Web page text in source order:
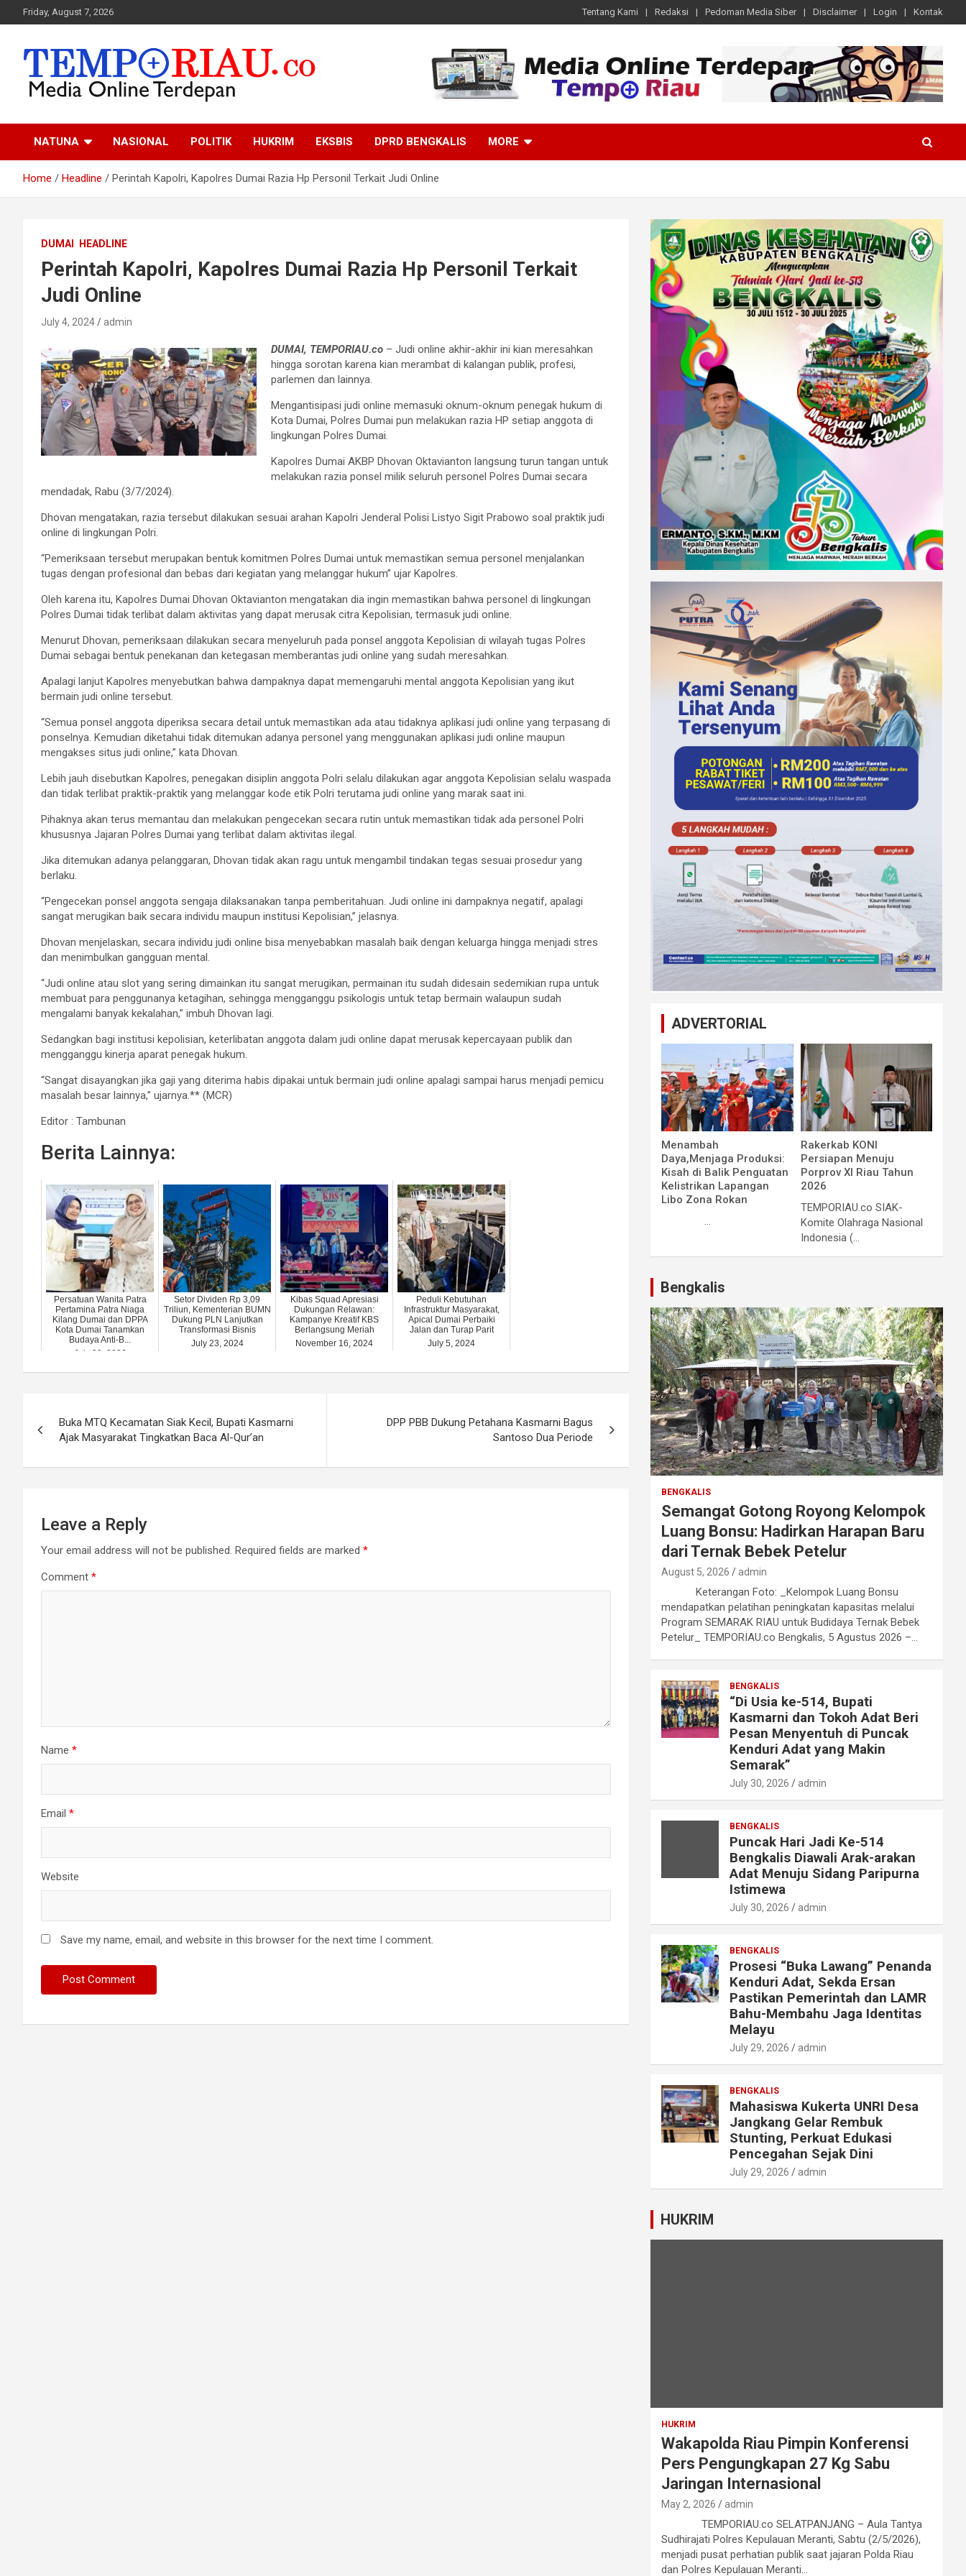
to
Friday, August 7, 2026 Tentang Kami Redaksi Pedoman Media Siber Disclaimer Login Kontak
Tempo Riau
NATUNA NASIONAL POLITIK HUKRIM EKSBIS DPRD BENGKALIS MORE
Home Headline Perintah Kapolri, Kapolres Dumai Razia Hp Personil Terkait Judi Online
DUMAI HEADLINE
Perintah Kapolri, Kapolres Dumai Razia Hp Personil Terkait
Judi Online
July 4, 2024 admin
DUMAI, TEMPORIAU.co – Judi online akhir-akhir ini kian meresahkan
hingga sorotan karena kian merambat di kalangan publik, profesi,
parlemen dan lainnya.
Mengantisipasi judi online memasuki oknum-oknum penegak hukum di
Kota Dumai, Polres Dumai pun melakukan razia HP setiap anggota di
lingkungan Polres Dumai.
Kapolres Dumai AKBP Dhovan Oktavianton langsung turun tangan untuk
melakukan razia ponsel milik seluruh personel Polres Dumai secara
mendadak, Rabu (3/7/2024).
Dhovan mengatakan, razia tersebut dilakukan sesuai arahan Kapolri Jenderal Polisi Listyo Sigit Prabowo soal praktik judi
online di lingkungan Polri.
“Pemeriksaan tersebut merupakan bentuk komitmen Polres Dumai untuk memastikan semua personel menjalankan
tugas dengan profesional dan bebas dari kegiatan yang melanggar hukum” ujar Kapolres.
Oleh karena itu, Kapolres Dumai Dhovan Oktavianton mengatakan dia ingin memastikan bahwa personel di lingkungan
Polres Dumai tidak terlibat dalam aktivitas yang dapat merusak citra Kepolisian, termasuk judi online.
Menurut Dhovan, pemeriksaan dilakukan secara menyeluruh pada ponsel anggota Kepolisian di wilayah tugas Polres
Dumai sebagai bentuk penekanan dan ketegasan memberantas judi online yang sudah meresahkan.
Apalagi lanjut Kapolres menyebutkan bahwa dampaknya dapat memengaruhi mental anggota Kepolisian yang ikut
bermain judi online tersebut.
“Semua ponsel anggota diperiksa secara detail untuk memastikan ada atau tidaknya aplikasi judi online yang terpasang di
ponselnya. Kemudian diketahui tidak ditemukan adanya personel yang menggunakan aplikasi judi online maupun
mengakses situs judi online,” kata Dhovan.
Lebih jauh disebutkan Kapolres, penegakan disiplin anggota Polri selalu dilakukan agar anggota Kepolisian selalu waspada
dan tidak terlibat praktik-praktik yang melanggar kode etik Polri terutama judi online yang marak saat ini.
Pihaknya akan terus memantau dan melakukan pengecekan secara rutin untuk memastikan tidak ada personel Polri
khususnya Jajaran Polres Dumai yang terlibat dalam aktivitas ilegal.
Jika ditemukan adanya pelanggaran, Dhovan tidak akan ragu untuk mengambil tindakan tegas sesuai prosedur yang
berlaku.
“Pengecekan ponsel anggota sengaja dilaksanakan tanpa pemberitahuan. Judi online ini dampaknya negatif, apalagi
sangat merugikan baik secara individu maupun institusi Kepolisian,” jelasnya.
Dhovan menjelaskan, secara individu judi online bisa menyebabkan masalah baik dengan keluarga hingga menjadi stres
dan menimbulkan gangguan mental.
“Judi online atau slot yang sering dimainkan itu sangat merugikan, permainan itu sudah didesain sedemikian rupa untuk
membuat para penggunanya ketagihan, sehingga mengganggu psikologis untuk tetap bermain walaupun sudah
mengalami banyak kekalahan,” imbuh Dhovan lagi.
Sedangkan bagi institusi kepolisian, keterlibatan anggota dalam judi online dapat merusak kepercayaan publik dan
mengganggu kinerja aparat penegak hukum.
“Sangat disayangkan jika gaji yang diterima habis dipakai untuk bermain judi online apalagi sampai harus menjadi pemicu
masalah besar lainnya,” ujarnya.** (MCR)
Editor : Tambunan
Berita Lainnya:
Persatuan Wanita Patra
Pertamina Patra Niaga
Kilang Dumai dan DPPA
Kota Dumai Tanamkan
Budaya Anti-B...
July 20, 2026
Setor Dividen Rp 3,09
Triliun, Kementerian BUMN
Dukung PLN Lanjutkan
Transformasi Bisnis
July 23, 2024
Kibas Squad Apresiasi
Dukungan Relawan:
Kampanye Kreatif KBS
Berlangsung Meriah
November 16, 2024
Peduli Kebutuhan
Infrastruktur Masyarakat,
Apical Dumai Perbaiki
Jalan dan Turap Parit
July 5, 2024
navigation
Buka MTQ Kecamatan Siak Kecil, Bupati Kasmarni
Ajak Masyarakat Tingkatkan Baca Al-Qur’an
DPP PBB Dukung Petahana Kasmarni Bagus
Santoso Dua Periode
Leave a Reply
Your email address will not be published. Required fields are marked *
Comment *
Name *
Email *
Website
Save my name, email, and website in this browser for the next time I comment.
ADVERTORIAL
Menambah
Daya,Menjaga Produksi:
Kisah di Balik Penguatan
Kelistrikan Lapangan
Libo Zona Rokan
...
Rakerkab KONI
Persiapan Menuju
Porprov XI Riau Tahun
2026
TEMPORIAU.co SIAK-
Komite Olahraga Nasional
Indonesia (...
Bengkalis
BENGKALIS
Semangat Gotong Royong Kelompok
Luang Bonsu: Hadirkan Harapan Baru
dari Ternak Bebek Petelur
August 5, 2026 admin
Keterangan Foto: _Kelompok Luang Bonsu
mendapatkan pelatihan peningkatan kapasitas melalui
Program SEMARAK RIAU untuk Budidaya Ternak Bebek
Petelur_ TEMPORIAU.co Bengkalis, 5 Agustus 2026 –…
BENGKALIS
“Di Usia ke-514, Bupati
Kasmarni dan Tokoh Adat Beri
Pesan Menyentuh di Puncak
Kenduri Adat yang Makin
Semarak”
July 30, 2026 admin
BENGKALIS
Puncak Hari Jadi Ke-514
Bengkalis Diawali Arak-arakan
Adat Menuju Sidang Paripurna
Istimewa
July 30, 2026 admin
BENGKALIS
Prosesi “Buka Lawang” Penanda
Kenduri Adat, Sekda Ersan
Pastikan Pemerintah dan LAMR
Bahu-Membahu Jaga Identitas
Melayu
July 29, 2026 admin
BENGKALIS
Mahasiswa Kukerta UNRI Desa
Jangkang Gelar Rembuk
Stunting, Perkuat Edukasi
Pencegahan Sejak Dini
July 29, 2026 admin
HUKRIM
HUKRIM
Wakapolda Riau Pimpin Konferensi
Pers Pengungkapan 27 Kg Sabu
Jaringan Internasional
May 2, 2026 admin
TEMPORIAU.co SELATPANJANG – Aula Tantya
Sudhirajati Polres Kepulauan Meranti, Sabtu (2/5/2026),
menjadi pusat perhatian publik saat jajaran Polda Riau
dan Polres Kepulauan Meranti…